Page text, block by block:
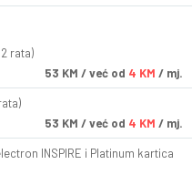
rata)
53 KM / već od 4 KM / mj.
53 KM / već od 4 KM / mj.
INSPIRE i Platinum kartica